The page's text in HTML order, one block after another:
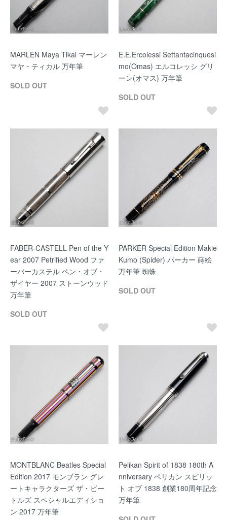
MARLEN Maya Tikal マーレン
マヤ・ティカル 万年筆
SOLD OUT
E.E.Ercolessi Settantacinquesi
mo(Omas) エルコレッシ グリ
ーン(オマス) 万年筆
SOLD OUT
FABER-CASTELL Pen of the Y
ear 2007 Petrified Wood ファ
ーバーカステル ペン・オブ・
ザイヤー 2007 ストーンウッド
万年筆
SOLD OUT
PARKER Special Edition Makie
Kumo (Spider) パーカー 蒔絵
万年筆 蜘蛛
SOLD OUT
MONTBLANC Beatles Special
Edition 2017 モンブラン グレ
ートキャラクターズ ザ・ビー
トルズ スペシャルエディショ
ン 2017 万年筆
Pelikan Spirit of 1838 180th A
nniversary ペリカン スピリッ
ト オブ 1838 創業180周年記念
万年筆